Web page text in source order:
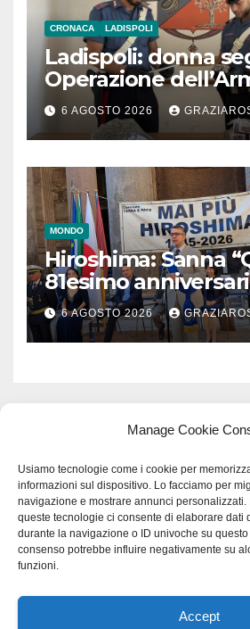
Manage Cookie
Usiamo tecnologie come i cookie per
informazioni sul dispositivo. Lo facciamo per
navigazione e mostrare annunci
queste tecnologie ci consente di elaborare dati
durante la navigazione o ID univoche su questo
consenso potrebbe influire negativamente su
funzioni.
Accept
CRONACA LADISPOLI
Ladispoli: donna
Operazione
6 AGOSTO 2026
MONDO
Hiroshima: Sanna
81esimo
monito per tutti”
6 AGOSTO 2026
Proudly powered by WordPress|Tema: